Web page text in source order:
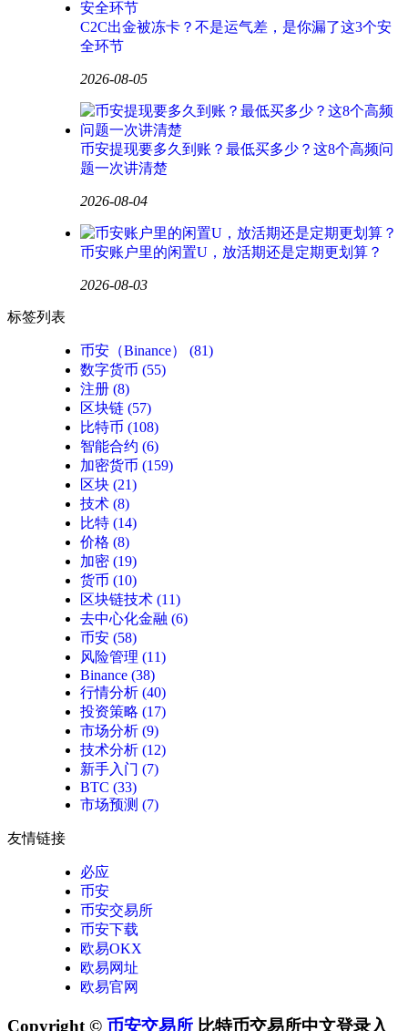
C2C出金被冻卡？不是运气差，是你漏了这3个安
全环节
2026-08-05
币安提现要多久到账？最低买多少？这8个高频问
题一次讲清楚
2026-08-04
币安账户里的闲置U，放活期还是定期更划算？
2026-08-03
标签列表
币安（Binance）
(81)
数字货币 (55)
注册 (8)
区块链 (57)
比特币 (108)
智能合约 (6)
加密货币 (159)
区块 (21)
技术 (8)
比特 (14)
价格 (8)
加密 (19)
货币 (10)
区块链技术 (11)
去中心化金融 (6)
币安 (58)
风险管理 (11)
Binance (38)
行情分析 (40)
投资策略 (17)
市场分析 (9)
技术分析 (12)
新手入门 (7)
BTC (33)
市场预测 (7)
友情链接
必应
币安
币安交易所
币安下载
欧易OKX
欧易网址
欧易官网
Copyright © 币安交易所 比特币交易所中文登录入